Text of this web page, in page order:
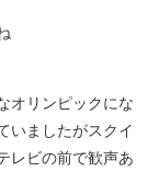
オリンピックにな
いましたがスクイ
レビの前で歓声あ